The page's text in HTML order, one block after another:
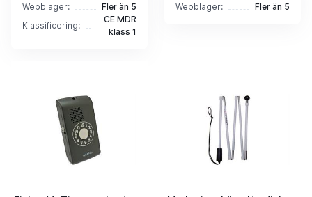
Webblager:
Fler än 5
Klassificering:
CE MDR
klass 1
Webblager:
Fler än 5